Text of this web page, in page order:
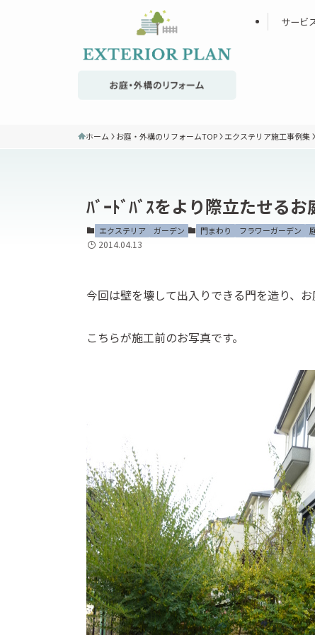
サービ
ホーム お庭・外構のリフォームTOP エクステリア施工事例集
ﾊﾞｰﾄﾞﾊﾞｽをより際立たせるお
エクステリア ガーデン 門まわり フラワーガーデン
2014.04.13
今回は壁を壊して出入りできる門を造り、
こちらが施工前のお写真です。